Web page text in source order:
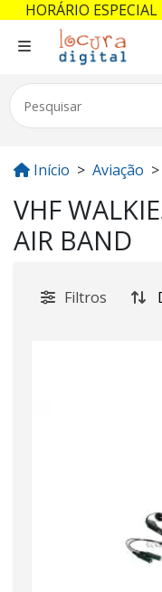
Início Aviação
VHF
AIR BAND
Filtros
HORÁRIO ESPECIAL